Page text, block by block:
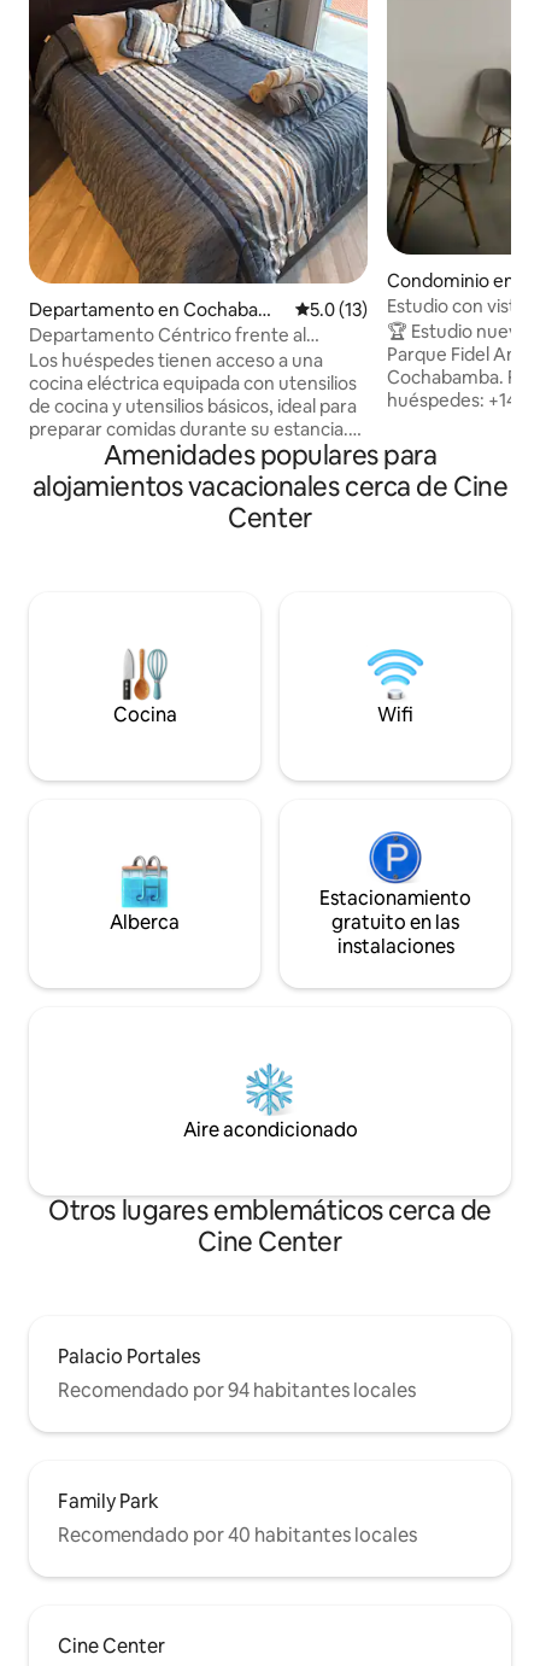
Departamento en Cochabamb
a
Calificación promedio: 5.0 de
5.0 (13)
Departamento Céntrico frente al
Parque Fidel Anze
Los huéspedes tienen acceso a una
cocina eléctrica equipada con utensilios
de cocina y utensilios básicos, ideal para
preparar comidas durante su estancia.
Ubicado en el Parque Fidel Anze, el
departamento está a poca distancia a
pie de restaurantes, cafeterías,
supermercados, farmacias y otros
las 7:00 a. m.
Condominio en
a
Estudio con vista
cable
🏆 Estudio nuevo
Parque Fidel
Cochabamba.
huéspedes: +140
estadías largas:
cable ethernet
Smart TV. 🍳
Amenidades populares para
alojamientos vacacionales cerca de Cine
Center
Cocina Wifi
Alberca
Estacionamiento
gratuito en las
instalaciones
Aire acondicionado
Otros lugares emblemáticos cerca de
Cine Center
Palacio Portales
Recomendado por 94 habitantes locales
Family Park
Recomendado por 40 habitantes locales
Cine Center